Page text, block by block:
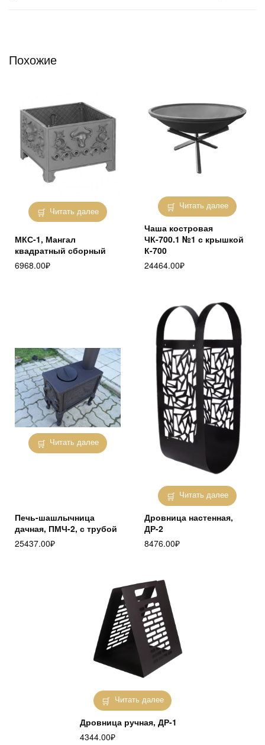
Похожие
Читать далее
МКС-1, Мангал
квадратный сборный
6968.00₽
Читать далее
Чаша костровая
ЧК-700.1 №1 с крышкой
К-700
24464.00₽
Читать далее
Печь-шашлычница
дачная, ПМЧ-2, с трубой
25437.00₽
Читать далее
Дровница настенная,
ДР-2
8476.00₽
Читать далее
Дровница ручная, ДР-1
4344.00₽